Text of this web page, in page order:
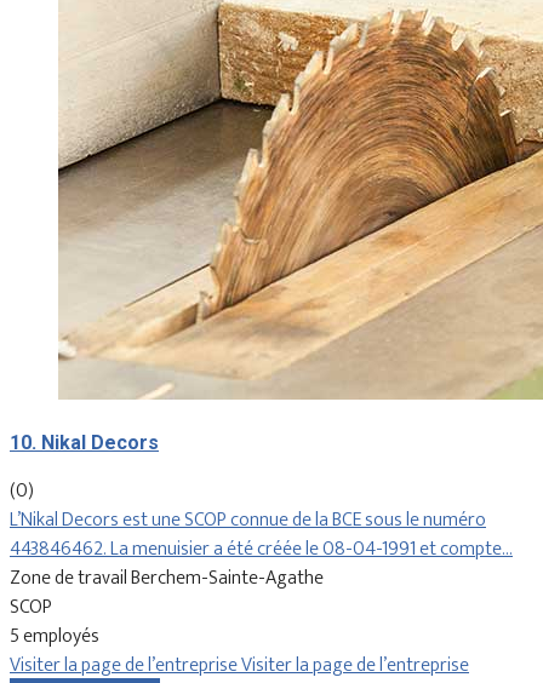
10. Nikal Decors
(0)
L’Nikal Decors est une SCOP connue de la BCE sous le numéro
443846462. La menuisier a été créée le 08-04-1991 et compte…
Zone de travail Berchem-Sainte-Agathe
SCOP
5 employés
Visiter la page de l’entrepriseVisiter la page de l’entreprise